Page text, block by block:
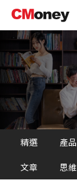
主
容
精選
文章
產品
思維